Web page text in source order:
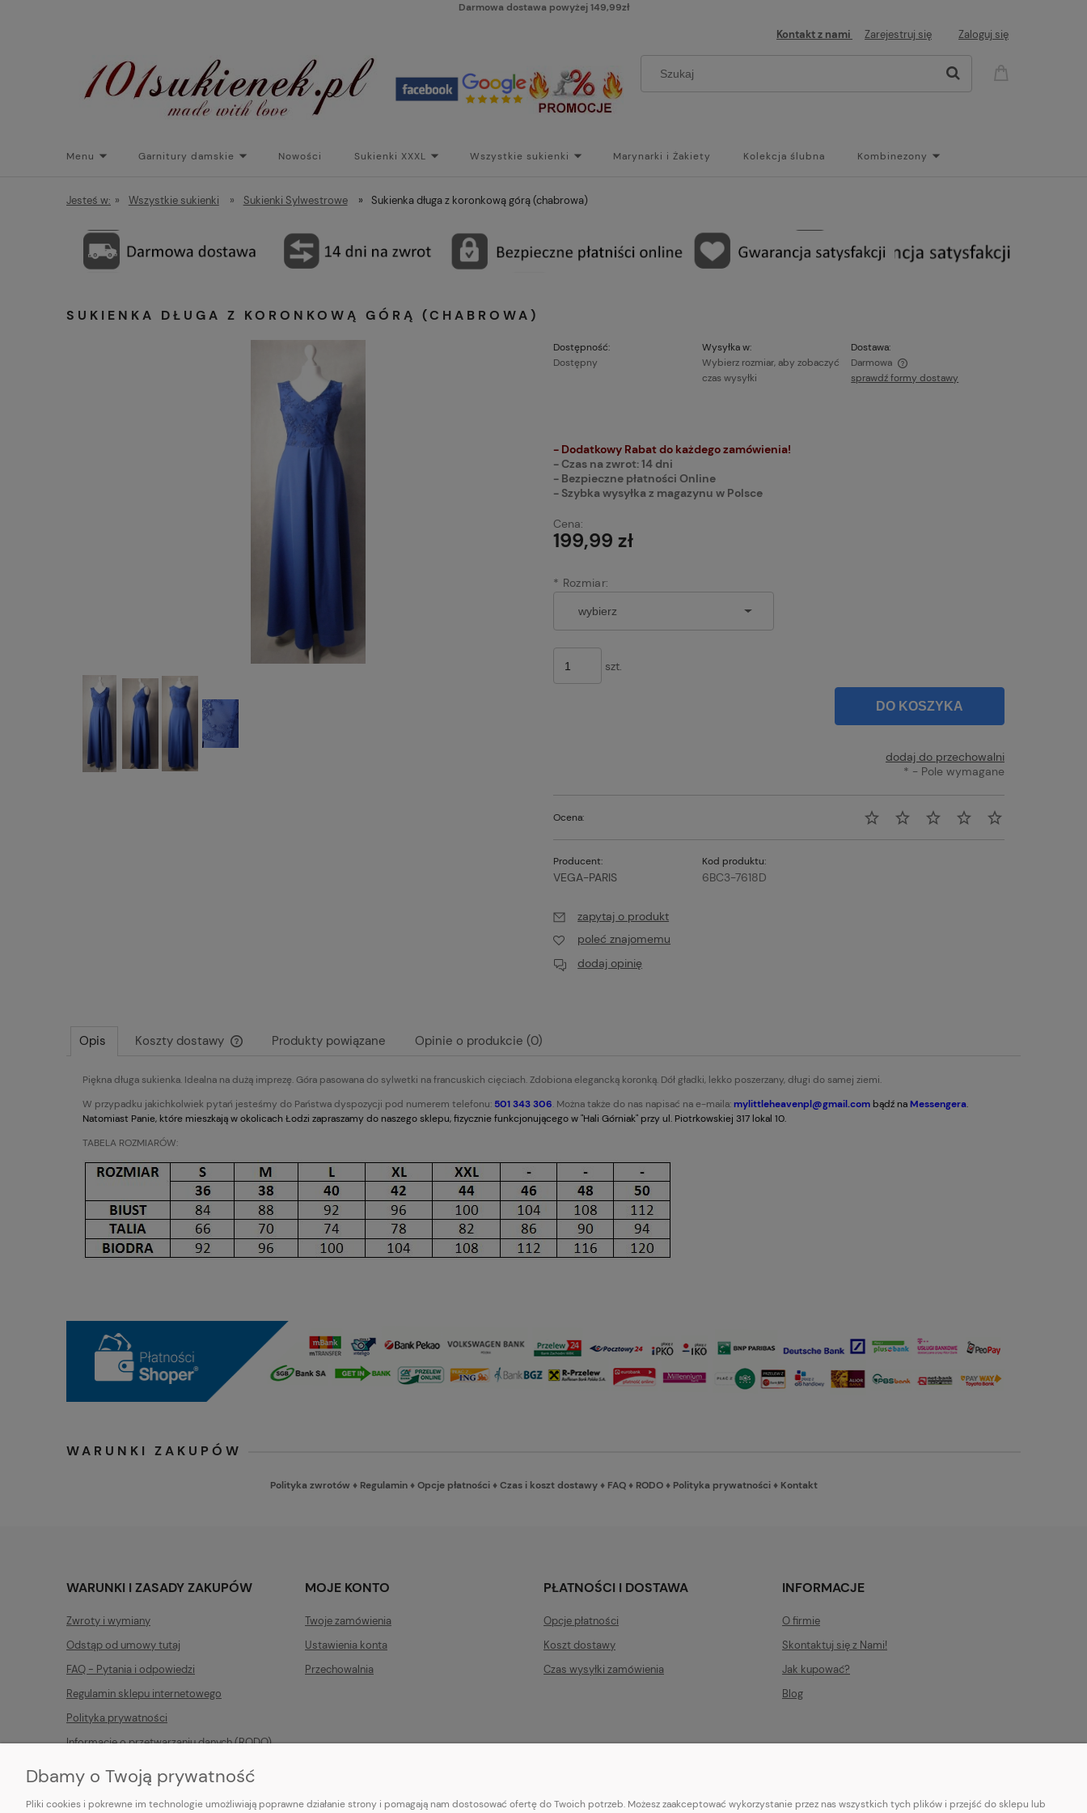
Darmowa dostawa powyżej 149,99zł
Kontakt z nami Zarejestruj się Zaloguj się
Menu Garnitury damskie Nowości Sukienki XXXL Wszystkie sukienki Marynarki i Żakiety Kolekcja ślubna Kombinezony
Torebki do sukienek Promocje Płaszcze/kurtki Paski Koszt dostawy Skontaktuj się z Nami!
Jesteś w: » Wszystkie sukienki » Sukienki Sylwestrowe » Sukienka długa z koronkową górą (chabrowa)
SUKIENKA DŁUGA Z KORONKOWĄ GÓRĄ (CHABROWA)
Dostępność:
Dostępny
Wysyłka w:
Wybierz rozmiar, aby zobaczyć
czas wysyłki
Dostawa:
Darmowa
sprawdź formy dostawy
- Dodatkowy Rabat do każdego zamówienia!
- Czas na zwrot: 14 dni
- Bezpieczne płatności Online
- Szybka wysyłka z magazynu w Polsce
Cena:
199,99 zł
* Rozmiar:
szt.
DO KOSZYKA
dodaj do przechowalni
* - Pole wymagane
Ocena:
Producent:
VEGA-PARIS
Kod produktu:
6BC3-7618D
zapytaj o produkt
poleć znajomemu
dodaj opinię
Opis Koszty dostawy
Cena nie zawiera ewentualnych kosztów
płatności
Produkty powiązane Opinie o produkcie (0)
Piękna długa sukienka. Idealna na dużą imprezę. Góra pasowana do sylwetki na francuskich cięciach. Zdobiona elegancką koronką. Dół gładki, lekko poszerzany, długi do samej ziemi.
W przypadku jakichkolwiek pytań jesteśmy do Państwa dyspozycji pod numerem telefonu: 501 343 306. Można także do nas napisać na e-maila:mylittleheavenpl@gmail.com bądź naMessengera.
Natomiast Panie, które mieszkają w okolicach Łodzi zapraszamy do naszego sklepu, fizycznie funkcjonującego w "Hali Górniak" przy ul. Piotrkowskiej 317 lokal 10.
TABELA ROZMIARÓW:
WARUNKI ZAKUPÓW
Polityka zwrotów ♦ Regulamin♦Opcje płatności♦Czas i koszt dostawy♦ FAQ♦ RODO♦ Polityka prywatności♦ Kontakt
WARUNKI I ZASADY ZAKUPÓW
Zwroty i wymiany
Odstąp od umowy tutaj
FAQ - Pytania i odpowiedzi
Regulamin sklepu internetowego
Polityka prywatności
Informacje o przetwarzaniu danych (RODO)
MOJE KONTO
Twoje zamówienia
Ustawienia konta
Przechowalnia
PŁATNOŚCI I DOSTAWA
Opcje płatności
Koszt dostawy
Czas wysyłki zamówienia
INFORMACJE
O firmie
Skontaktuj się z Nami!
Jak kupować?
Blog
E-mail:pl101sukienek@gmail.com
Dbamy o Twoją prywatność
Pliki cookies i pokrewne im technologie umożliwiają poprawne działanie strony i pomagają nam dostosować ofertę do Twoich potrzeb. Możesz zaakceptować wykorzystanie przez nas wszystkich tych plików i przejść do sklepu lub